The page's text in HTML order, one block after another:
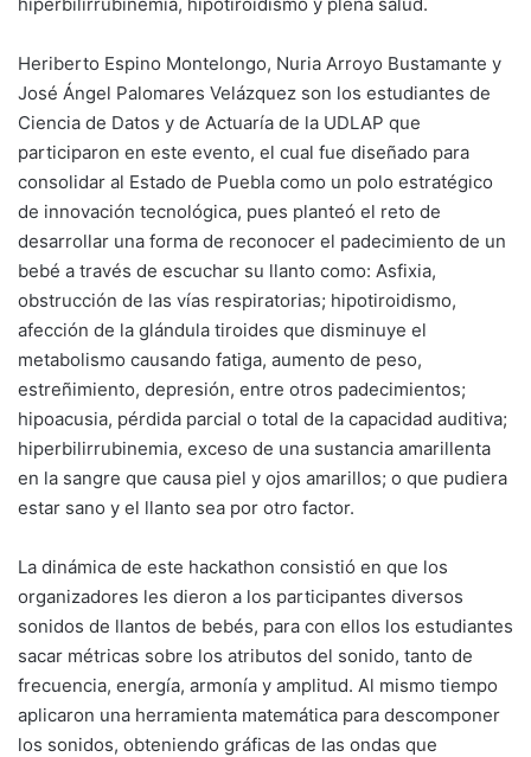
Heriberto Espino Montelongo, Nuria Arroyo Bustamante y
José Ángel Palomares Velázquez son los estudiantes de
Ciencia de Datos y de Actuaría de la UDLAP que
participaron en este evento, el cual fue diseñado para
consolidar al Estado de Puebla como un polo estratégico
de innovación tecnológica, pues planteó el reto de
desarrollar una forma de reconocer el padecimiento de un
bebé a través de escuchar su llanto como: Asfixia,
obstrucción de las vías respiratorias; hipotiroidismo,
afección de la glándula tiroides que disminuye el
metabolismo causando fatiga, aumento de peso,
estreñimiento, depresión, entre otros padecimientos;
hipoacusia, pérdida parcial o total de la capacidad auditiva;
hiperbilirrubinemia, exceso de una sustancia amarillenta
en la sangre que causa piel y ojos amarillos; o que pudiera
estar sano y el llanto sea por otro factor.
La dinámica de este hackathon consistió en que los
organizadores les dieron a los participantes diversos
sonidos de llantos de bebés, para con ellos los estudiantes
sacar métricas sobre los atributos del sonido, tanto de
frecuencia, energía, armonía y amplitud. Al mismo tiempo
aplicaron una herramienta matemática para descomponer
los sonidos, obteniendo gráficas de las ondas que